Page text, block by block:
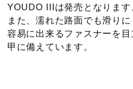
3E（ワイド）相当の方向け
■シューズサイズの計測方法
YOUDO IIIは発売となります
また、濡れた路面でも滑り
容易に出来るファスナーを
甲に備えています。